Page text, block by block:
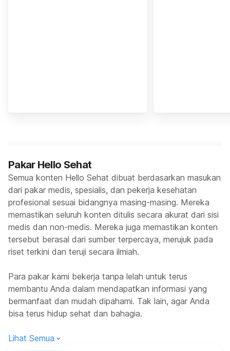
Pakar Hello Sehat
Semua konten Hello Sehat dibuat berdasarkan masukan
dari pakar medis, spesialis, dan pekerja kesehatan
profesional sesuai bidangnya masing-masing. Mereka
memastikan seluruh konten ditulis secara akurat dari sisi
medis dan non-medis. Mereka juga memastikan konten
tersebut berasal dari sumber terpercaya, merujuk pada
riset terkini dan teruji secara ilmiah.
Para pakar kami bekerja tanpa lelah untuk terus
membantu Anda dalam mendapatkan informasi yang
bermanfaat dan mudah dipahami. Tak lain, agar Anda
bisa terus hidup sehat dan bahagia.
Lihat Semua